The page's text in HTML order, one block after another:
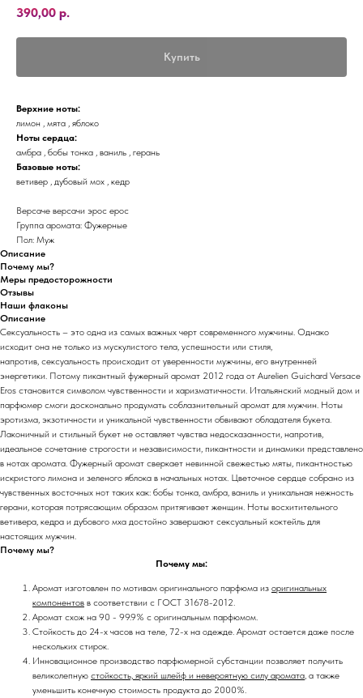
390,00 р.
Купить
Верхние ноты:
лимон , мята , яблоко
Ноты сердца:
амбра , бобы тонка , ваниль , герань
Базовые ноты:
ветивер , дубовый мох , кедр
Версаче версачи эрос ерос
Группа аромата: Фужерные
Пол: Муж
Описание
Почему мы?
Меры предосторожности
Отзывы
Наши флаконы
Описание
Сексуальность – это одна из самых важных черт современного мужчины. Однако
исходит она не только из мускулистого тела, успешности или стиля,
напротив, сексуальность происходит от уверенности мужчины, его внутренней
энергетики. Потому пикантный фужерный аромат 2012 года от Aurelien Guichard Versace
Eros становится символом чувственности и харизматичности. Итальянский модный дом и
парфюмер смоги досконально продумать соблазнительный аромат для мужчин. Ноты
эротизма, экзотичности и уникальной чувственности обвивают обладателя букета.
Лаконичный и стильный букет не оставляет чувства недосказанности, напротив,
идеальное сочетание строгости и независимости, пикантности и динамики представлено
в нотах аромата. Фужерный аромат сверкает невинной свежестью мяты, пикантностью
искристого лимона и зеленого яблока в начальных нотах. Цветочное сердце собрано из
чувственных восточных нот таких как: бобы тонка, амбра, ваниль и уникальная нежность
герани, которая потрясающим образом притягивает женщин. Ноты восхитительного
ветивера, кедра и дубового мха достойно завершают сексуальный коктейль для
настоящих мужчин.
Почему мы?
Почему мы:
Аромат изготовлен по мотивам оригинального парфюма из оригинальных
компонентов в соответствии с ГОСТ 31678-2012.
Аромат схож на 90 - 99.9% с оригинальным парфюмом.
Стойкость до 24-х часов на теле, 72-х на одежде. Аромат остается даже после
нескольких стирок.
Инновационное производство парфюмерной субстанции позволяет получить
великолепную стойкость, яркий шлейф и невероятную силу аромата, а также
уменьшить конечную стоимость продукта до 2000%.